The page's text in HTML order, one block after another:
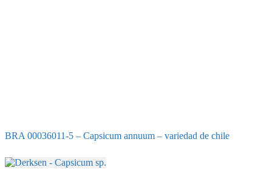
BRA 00036011-5 – Capsicum annuum – variedad de chile